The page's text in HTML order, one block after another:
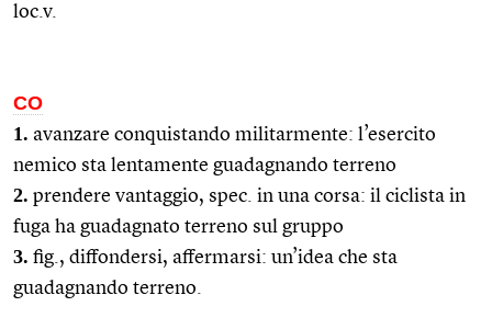
loc.v.
CO
1. avanzare conquistando militarmente: l’esercito
nemico sta lentamente guadagnando terreno
2. prendere vantaggio, spec. in una corsa: il ciclista in
fuga ha guadagnato terreno sul gruppo
3. fig. , diffondersi, affermarsi: un’idea che sta
guadagnando terreno.